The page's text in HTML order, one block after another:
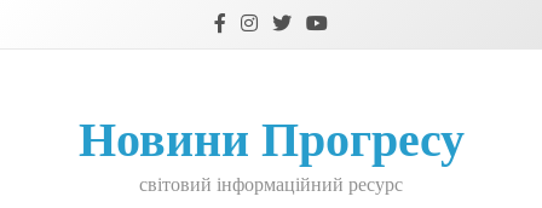
Новини Прогресу
світовий інформаційний ресурс